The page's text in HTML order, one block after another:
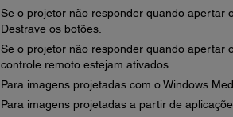
Se o projetor não responder quando apertar
Destrave os botões.
Se o projetor não responder quando apertar
controle remoto estejam ativados.
Para imagens projetadas com o Windows
Para imagens projetadas a partir de